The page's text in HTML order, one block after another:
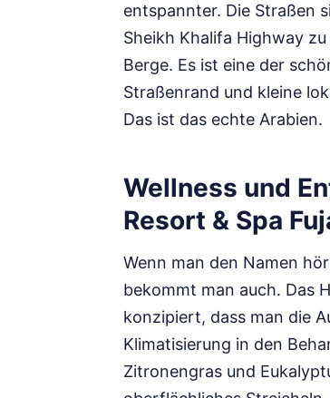
entspannter. Die Straßen
Sheikh Khalifa Highway
Berge. Es ist eine der
Straßenrand und kleine
Das ist das echte Arabien.
Wellness und
Resort & Spa
Wenn man den Namen
bekommt man auch. Das
konzipiert, dass man die
Klimatisierung in den
Zitronengras und